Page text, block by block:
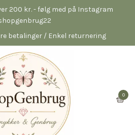
200 kr. - følg med på Instagram
betalinger / Enkel returnering
0